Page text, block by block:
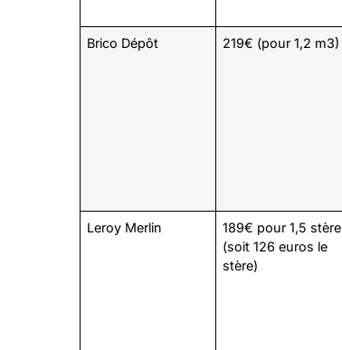
Brico Dépôt 219€ (pour 1,2 m3)
Leroy Merlin
189€ pour 1,5 stère
(soit 126 euros le
stère)